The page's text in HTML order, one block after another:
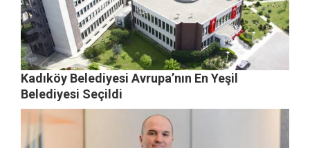
Kadıköy Belediyesi Avrupa’nın En Yeşil
Belediyesi Seçildi